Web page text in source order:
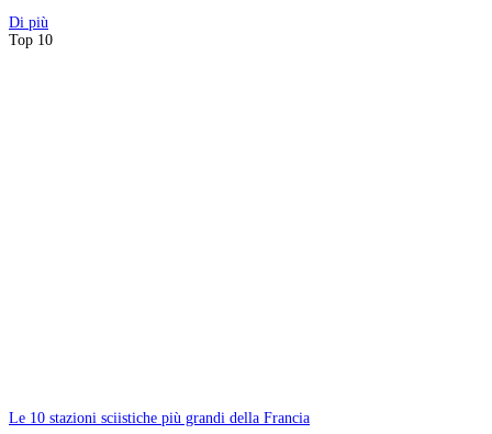
Di più
Top 10
Le 10 stazioni sciistiche più grandi della Francia